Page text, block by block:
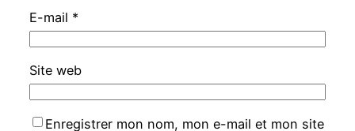
E-mail *
Site web
Enregistrer mon nom, mon e-mail et mon site